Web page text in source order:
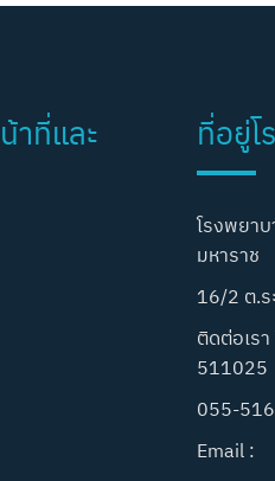
าที่และ
ที่อยู่โ
โรงพยา
มหาราช
16/2 ต.ร
ติดต่อเร
511025
055-
Email :